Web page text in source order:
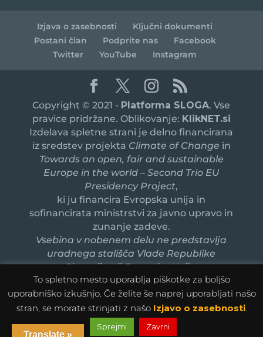
Izjava o zasebnosti
Ključni dokumenti
Postani član
Podprite nas
Facebook
Twitter
YouTube Instagram
Copyright © 2021 - Platforma SLOGA. Vse
pravice pridržane. Oblikovanje: KlikNET.si
Izdelava spletne strani je delno financirana
iz sredstev projekta Climate of Change in
Towards an open, fair and sustainable
Europe in the world – Second Trio EU
Presidency Project,
ki ju financira Evropska unija in
sofinancirata ministrstvi za javno upravo in
zunanje zadeve.
Vsebina v nobenem delu ne predstavlja
uradnega stališča Vlade Republike
Slovenije ali Evropske Unije.
To spletno mesto uporablja piškotke za boljšo
uporabniško izkušnjo. Če želite še naprej uporabljati našo
stran, se morate strinjati z našo Izjavo o zasebnosti.
Sprejmi Zavrni
Translate »